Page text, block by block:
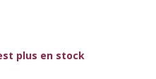
plus en stock